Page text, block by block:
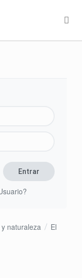
naturaleza
El